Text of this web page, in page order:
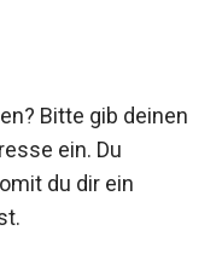
Bitte gib deinen
ein. Du
du dir ein